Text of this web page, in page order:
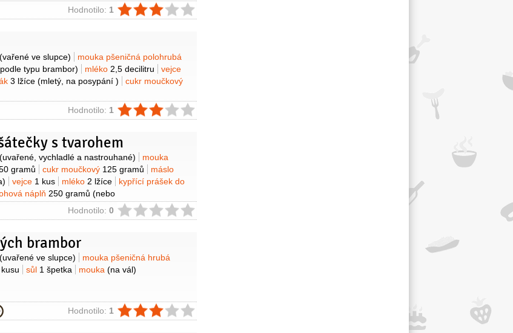
Hodnotilo: 1
(vařené ve slupce)
mouka pšeničná polohrubá
typu brambor) mléko 2,5 decilitru
vejce
3 lžíce (mletý, na posypání )
cukr moučkový
Hodnotilo: 1
s tvarohem
(uvařené, vychladlé a nastrouhané)
mouka
gramů cukr moučkový 125 gramů
máslo
vejce 1 kus mléko 2 lžíce
kypřící prášek do
náplň 250 gramů (nebo
Hodnotilo: 0
brambor
(uvařené ve slupce)
mouka pšeničná hrubá
kusu sůl 1 špetka mouka (na vál)
Hodnotilo: 1